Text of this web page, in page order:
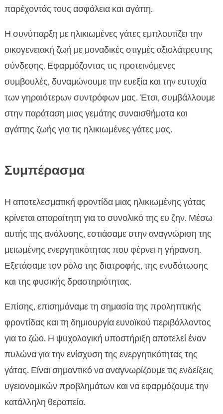
παρέχοντάς τους ασφάλεια και αγάπη.
Η συνύπαρξη με ηλικιωμένες γάτες εμπλουτίζει την
οικογενειακή ζωή με μοναδικές στιγμές αξιολάτρευτης
σύνδεσης. Εφαρμόζοντας τις προτεινόμενες
συμβουλές, δυναμώνουμε την ευεξία και την ευτυχία
των γηραιότερων συντρόφων μας. Έτσι, συμβάλλουμε
στην παράταση μιας γεμάτης συναισθήματα και
αγάπης ζωής για τις ηλικιωμένες γάτες μας.
Συμπέρασμα
Η αποτελεσματική φροντίδα μιας ηλικιωμένης γάτας
κρίνεται απαραίτητη για το συνολικό της ευ ζην. Μέσω
αυτής της ανάλυσης, εστιάσαμε στην αναγνώριση της
μειωμένης ενεργητικότητας που φέρνει η γήρανση.
Εξετάσαμε τον ρόλο της διατροφής, της ενυδάτωσης
και της φυσικής δραστηριότητας.
Επίσης, επισημάναμε τη σημασία της προληπτικής
φροντίδας και τη δημιουργία ευνοϊκού περιβάλλοντος
για το ζώο. Η ψυχολογική υποστήριξη αποτελεί έναν
πυλώνα για την ενίσχυση της ενεργητικότητας της
γάτας. Είναι σημαντικό να αναγνωρίζουμε τις ενδείξεις
υγειονομικών προβλημάτων και να εφαρμόζουμε την
κατάλληλη θεραπεία.